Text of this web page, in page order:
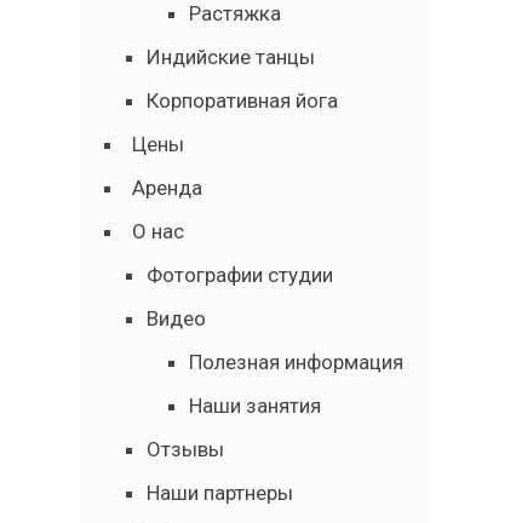
Растяжка
Индийские танцы
Корпоративная йога
Цены
Аренда
О нас
Фотографии студии
Видео
Полезная информация
Наши занятия
Отзывы
Наши партнеры